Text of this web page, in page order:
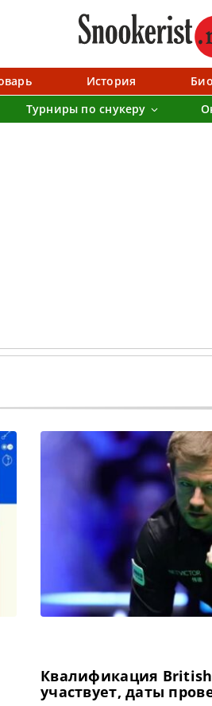
История
Турниры по снукеру
Квалификация British
участвует, даты